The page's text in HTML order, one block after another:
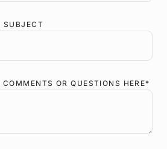
SUBJECT
OR QUESTIONS HERE*